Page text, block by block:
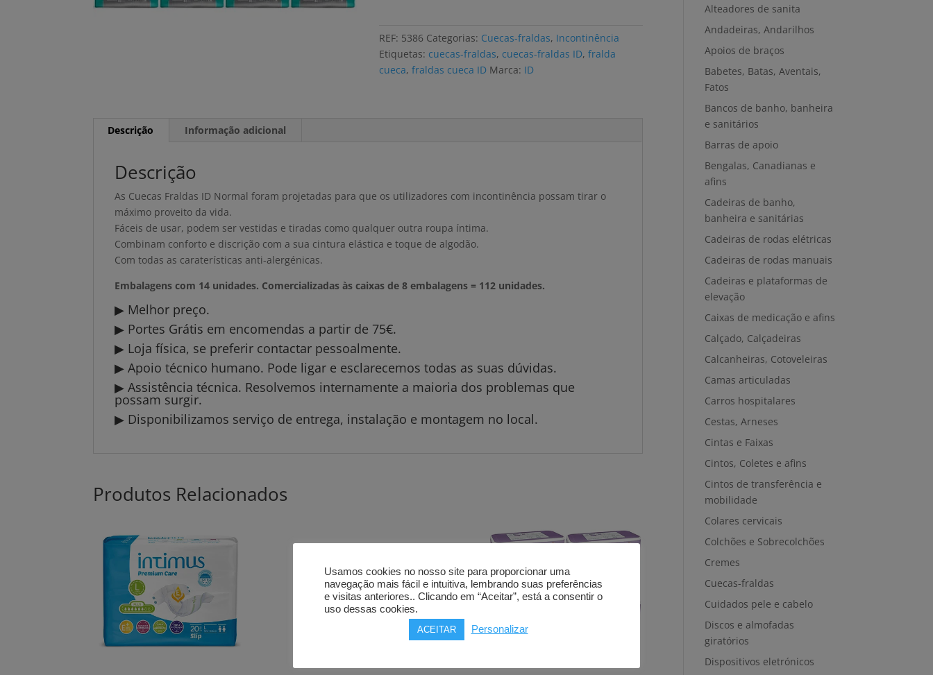
REF: 5386 Categorias: Cuecas-fraldas, Incontinência
Etiquetas: cuecas-fraldas, cuecas-fraldas ID,fralda
cueca,fraldas cueca ID Marca: ID
Descrição Informação adicional
Descrição
As Cuecas Fraldas ID Normal foram projetadas para que os utilizadores com incontinência possam tirar o
máximo proveito da vida.
Fáceis de usar, podem ser vestidas e tiradas como qualquer outra roupa íntima.
Combinam conforto e discrição com a sua cintura elástica e toque de algodão.
Com todas as caraterísticas anti-alergénicas.
Embalagens com 14 unidades. Comercializadas às caixas de 8 embalagens = 112 unidades.
▶ Melhor preço.
▶ Portes Grátis em encomendas a partir de 75€.
▶ Loja física, se preferir contactar pessoalmente.
▶ Apoio técnico humano. Pode ligar e esclarecemos todas as suas dúvidas.
▶ Assistência técnica. Resolvemos internamente a maioria dos problemas que
possam surgir.
▶ Disponibilizamos serviço de entrega, instalação e montagem no local.
Produtos Relacionados
Alteadores de sanita
Andadeiras, Andarilhos
Apoios de braços
Babetes, Batas, Aventais,
Fatos
Bancos de banho, banheira
e sanitários
Barras de apoio
Bengalas, Canadianas e
afins
Cadeiras de banho,
banheira e sanitárias
Cadeiras de rodas elétricas
Cadeiras de rodas manuais
Cadeiras e plataformas de
elevação
Caixas de medicação e afins
Calçado, Calçadeiras
Calcanheiras, Cotoveleiras
Camas articuladas
Carros hospitalares
Cestas, Arneses
Cintas e Faixas
Cintos, Coletes e afins
Cintos de transferência e
mobilidade
Colares cervicais
Colchões e Sobrecolchões
Cremes
Cuecas-fraldas
Cuidados pele e cabelo
Discos e almofadas
giratórios
Dispositivos eletrónicos
Usamos cookies no nosso site para proporcionar uma
navegação mais fácil e intuitiva, lembrando suas preferências
e visitas anteriores.. Clicando em “Aceitar”, está a consentir o
uso dessas cookies.
ACEITAR Personalizar